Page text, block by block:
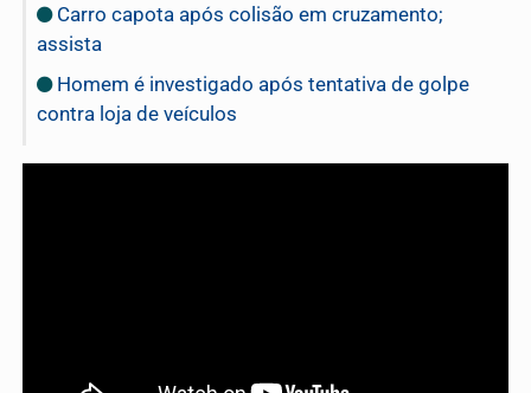
Carro capota após colisão em cruzamento;
assista
Homem é investigado após tentativa de golpe
contra loja de veículos